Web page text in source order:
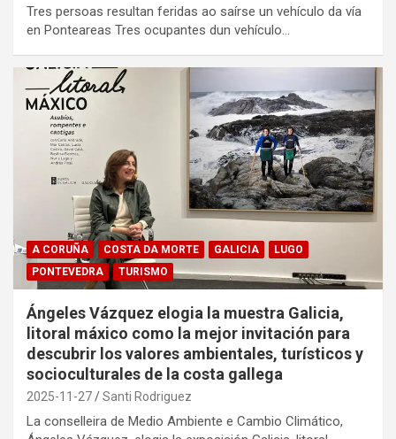
Tres persoas resultan feridas ao saírse un vehículo da vía
en Ponteareas Tres ocupantes dun vehículo…
A CORUÑA COSTA DA MORTE GALICIA
LUGO
PONTEVEDRA
TURISMO
Ángeles Vázquez elogia la muestra Galicia,
litoral máxico como la mejor invitación para
descubrir los valores ambientales, turísticos y
socioculturales de la costa gallega
2025-11-27 Santi Rodriguez
La conselleira de Medio Ambiente e Cambio Climático,